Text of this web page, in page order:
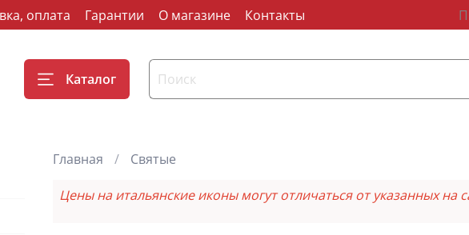
оплата Гарантии О магазине Контакты
Каталог
Главная Святые
Цены на итальянские иконы могут отличаться от указанных на